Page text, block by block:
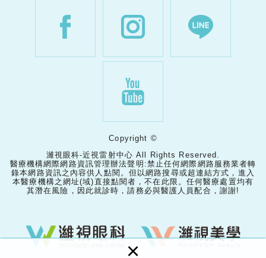
×
Copyright ©
濰視眼科-近視雷射中心 All Rights Reserved.
醫療機構網際網路資訊管理辦法聲明:禁止任何網際網路服務業者轉
錄本網路資訊之內容供人點閱。但以網路搜尋或超連結方式，進入
本醫療機構之網址(域)直接點閱者，不在此限。任何醫療處置均有
其潛在風險，因此就診時，請務必與醫護人員配合，謝謝!